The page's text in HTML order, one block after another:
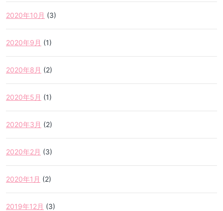
2020年10月 (3)
2020年9月 (1)
2020年8月 (2)
2020年5月 (1)
2020年3月 (2)
2020年2月 (3)
2020年1月 (2)
2019年12月 (3)